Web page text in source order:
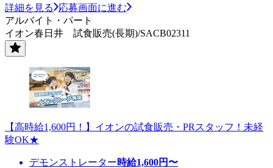
詳細を見る
応募画面に進む
アルバイト・パート
イオン春日井 試食販売(長期)/SACB02311
【高時給1,600円！】イオンの試食販売・PRスタッフ！未経
験OK★
デモンストレーター時給1,600円〜